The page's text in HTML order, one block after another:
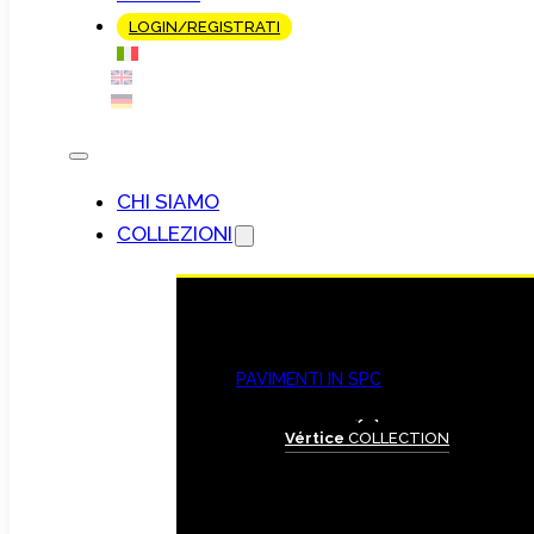
LOGIN/REGISTRATI
CHI SIAMO
COLLEZIONI
PAVIMENTI IN SPC
Vértice COLLECTION